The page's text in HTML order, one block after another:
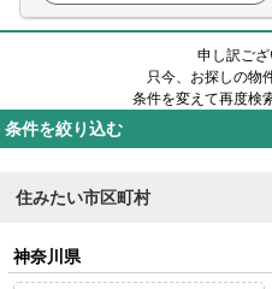
申し訳ござ
只今、お探しの物
条件を変えて再度検
条件を絞り込む
住みたい市区町村
神奈川県